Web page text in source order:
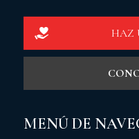
HAZ
MENÚ DE